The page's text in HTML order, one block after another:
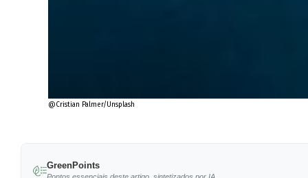
@Cristian Palmer/Unsplash
GreenPoints